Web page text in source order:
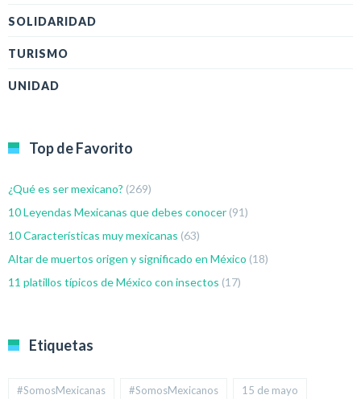
SOLIDARIDAD
TURISMO
UNIDAD
Top de Favorito
¿Qué es ser mexicano? (269)
10 Leyendas Mexicanas que debes conocer (91)
10 Características muy mexicanas (63)
Altar de muertos origen y significado en México (18)
11 platillos típicos de México con insectos (17)
Etiquetas
#SomosMexicanas #SomosMexicanos 15 de mayo